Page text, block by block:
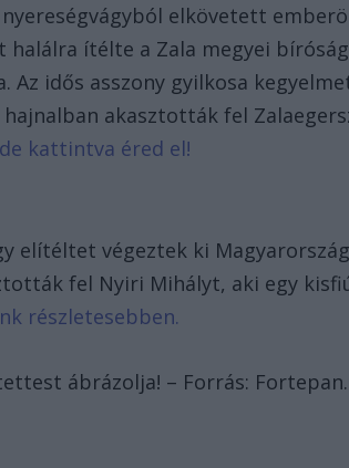
elkövetett
ítélte a Zala megyei
Az idős asszony gyilkosa
akasztották fel
kattintva éred el!
elítéltet végeztek ki
fel Nyiri Mihályt, aki egy
részletesebben.
ábrázolja! – Forrás: